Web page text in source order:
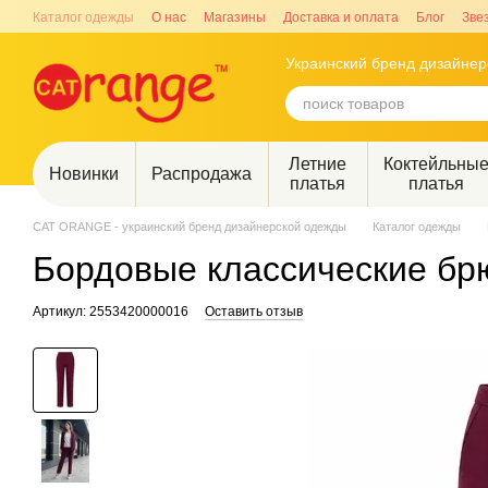
Перейти к основному контенту
Каталог одежды О нас Магазины Доставка и оплата Блог
Украинский бренд
Новинки Распродажа
Летние
платья
платья
CAT ORANGE - украинский бренд дизайнерской одежды Каталог одежды
Бордовые классические
Артикул: 2553420000016 Оставить отзыв